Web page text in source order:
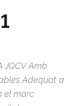
JQCV Amb
Adequat a
el marc